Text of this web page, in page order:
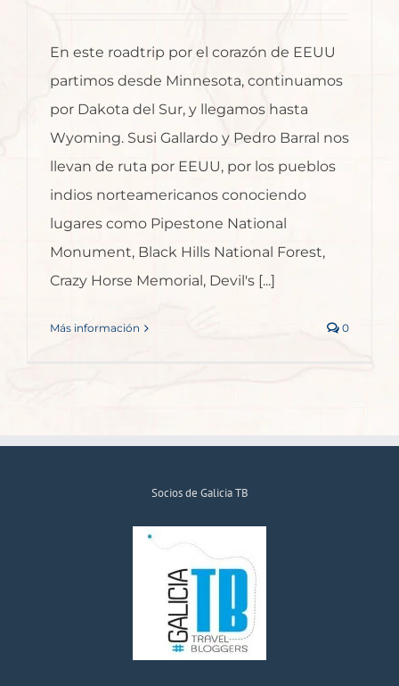
En este roadtrip por el corazón de EEUU
partimos desde Minnesota, continuamos
por Dakota del Sur, y llegamos hasta
Wyoming. Susi Gallardo y Pedro Barral nos
llevan de ruta por EEUU, por los pueblos
indios norteamericanos conociendo
lugares como Pipestone National
Monument, Black Hills National Forest,
Crazy Horse Memorial, Devil's [...]
Más información 0
Socios de Galicia TB